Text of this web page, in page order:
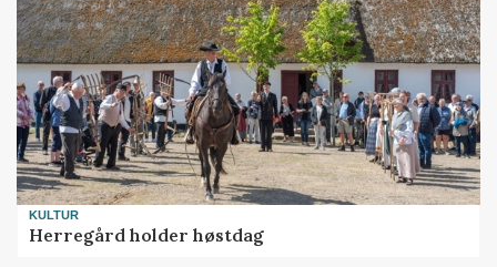
KULTUR
Herregård holder høstdag